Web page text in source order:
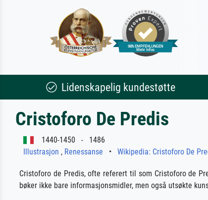
Lidenskapelig kundestøtte
Cristoforo De Predis
1440-1450 - 1486
Illustrasjon , Renessanse • Wikipedia: Cristoforo De
Cristoforo de Predis, ofte referert til som Cristoforo de
bøker ikke bare informasjonsmidler, men også utsøkte